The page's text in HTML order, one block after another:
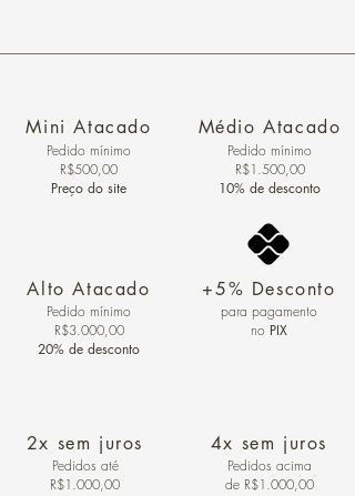
Mini Atacado
Pedido ​mínimo
R$500,00
Preço do site
Alto Atacado
Pedido mínimo
R$3.000,00
20% de desconto
2x sem juros
Pedidos até
R$1.000,00
Médio Atacado
Pedido mínimo
R$1.500,00
10% de desconto
+5% Desconto
para pagamento
no PIX
4x sem juros
Pedidos acima
de R$1.000,00